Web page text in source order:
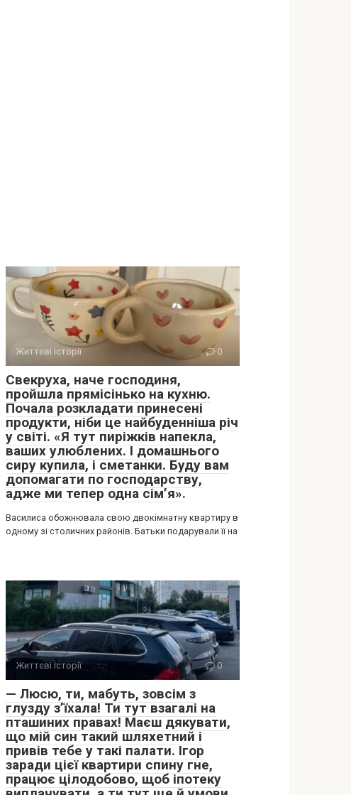
Життєві історії 0
Свекруха, наче господиня,
пройшла прямісінько на кухню.
Почала розкладати принесені
продукти, ніби це найбуденніша річ
у світі. «Я тут пиріжків напекла,
ваших улюблених. І домашнього
сиру купила, і сметанки. Буду вам
допомагати по господарству,
адже ми тепер одна сім’я».
Василиса обожнювала свою двокімнатну квартиру в
одному зі столичних районів. Батьки подарували її на
Життєві історії 0
— Люсю, ти, мабуть, зовсім з
глузду з’їхала! Ти тут взагалі на
пташиних правах! Маєш дякувати,
що мій син такий шляхетний і
привів тебе у такі палати. Ігор
заради цієї квартири спину гне,
працює цілодобово, щоб іпотеку